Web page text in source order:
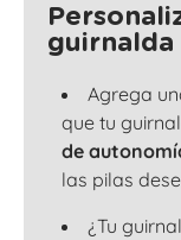
guirnalda
Agrega
que tu
de
las pilas
¿Tu